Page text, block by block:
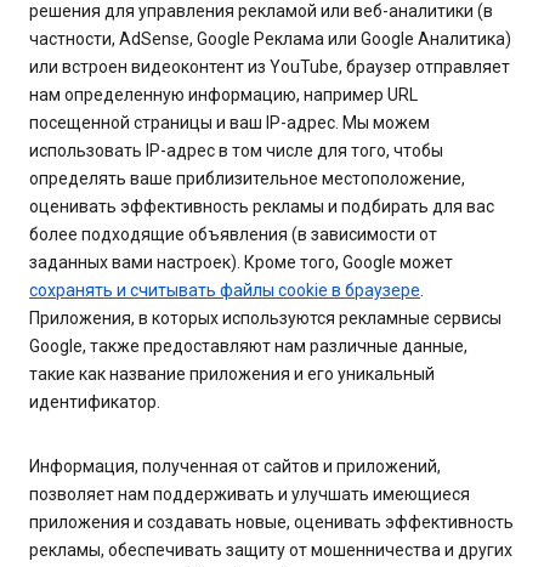
решения для управления рекламой или веб-аналитики (в
частности, AdSense, Google Реклама или Google Аналитика)
или встроен видеоконтент из YouTube, браузер отправляет
нам определенную информацию, например URL
посещенной страницы и ваш IP-адрес. Мы можем
использовать IP-адрес в том числе для того, чтобы
определять ваше приблизительное местоположение,
оценивать эффективность рекламы и подбирать для вас
более подходящие объявления (в зависимости от
заданных вами настроек). Кроме того, Google может
сохранять и считывать файлы cookie в браузере.
Приложения, в которых используются рекламные сервисы
Google, также предоставляют нам различные данные,
такие как название приложения и его уникальный
идентификатор.
Информация, полученная от сайтов и приложений,
позволяет нам поддерживать и улучшать имеющиеся
приложения и создавать новые, оценивать эффективность
рекламы, обеспечивать защиту от мошенничества и других